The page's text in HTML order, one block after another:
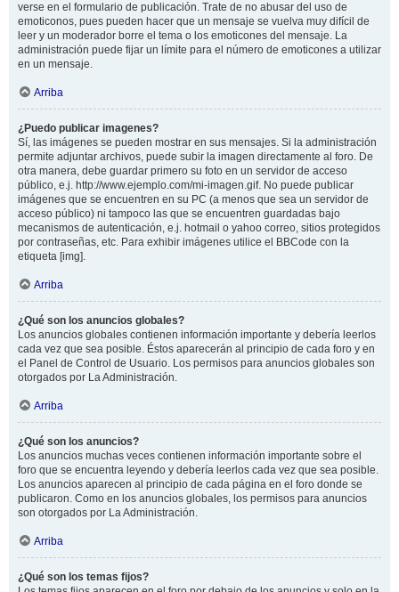
verse en el formulario de publicación. Trate de no abusar del uso de
emoticonos, pues pueden hacer que un mensaje se vuelva muy difícil de
leer y un moderador borre el tema o los emoticones del mensaje. La
administración puede fijar un límite para el número de emoticones a utilizar
en un mensaje.
Arriba
¿Puedo publicar imagenes?
Sí, las imágenes se pueden mostrar en sus mensajes. Si la administración
permite adjuntar archivos, puede subir la imagen directamente al foro. De
otra manera, debe guardar primero su foto en un servidor de acceso
público, e.j. http://www.ejemplo.com/mi-imagen.gif. No puede publicar
imágenes que se encuentren en su PC (a menos que sea un servidor de
acceso público) ni tampoco las que se encuentren guardadas bajo
mecanismos de autenticación, e.j. hotmail o yahoo correo, sitios protegidos
por contraseñas, etc. Para exhibir imágenes utilice el BBCode con la
etiqueta [img].
Arriba
¿Qué son los anuncios globales?
Los anuncios globales contienen información importante y debería leerlos
cada vez que sea posible. Éstos aparecerán al principio de cada foro y en
el Panel de Control de Usuario. Los permisos para anuncios globales son
otorgados por La Administración.
Arriba
¿Qué son los anuncios?
Los anuncios muchas veces contienen información importante sobre el
foro que se encuentra leyendo y debería leerlos cada vez que sea posible.
Los anuncios aparecen al principio de cada página en el foro donde se
publicaron. Como en los anuncios globales, los permisos para anuncios
son otorgados por La Administración.
Arriba
¿Qué son los temas fijos?